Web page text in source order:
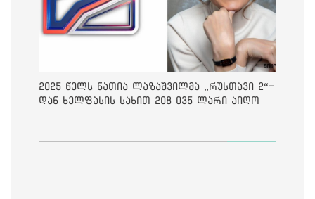
2025 წელს ნათია ლაზაშვილმა „რუსთავი 2“-
დან ხელფასის სახით 208 035 ლარი აიღო